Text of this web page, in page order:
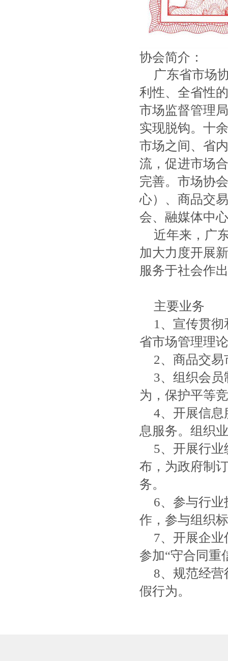
协会简介：
广东省市场
利性、全省性
市场监督管理
实现脱钩。十
市场之间、省
流，促进市场
完善。市场协
心）、商品交
会、融媒体中
近年来，广
加大力度开展
服务于社会作
主要业务
1、宣传贯
省市场管理理
2、商品交
3、组织会
为，保护平等
4、开展信
息服务。组织
5、开展行
布，为政府制
务。
6、参与行
作，参与组织
7、开展企
参加“守合同重
8、规范经
假行为。